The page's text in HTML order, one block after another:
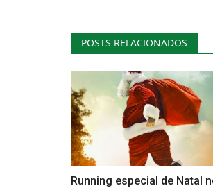
POSTS RELACIONADOS
Running especial de Natal